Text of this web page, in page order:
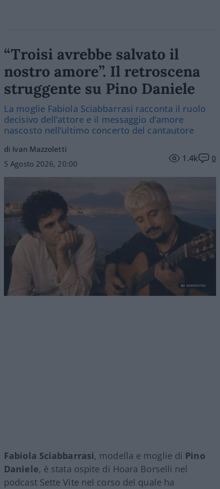
“Troisi avrebbe salvato il
nostro amore”. Il retroscena
struggente su Pino Daniele
La moglie Fabiola Sciabbarrasi racconta il ruolo
decisivo dell’attore e il messaggio d’amore
nascosto nell’ultimo concerto del cantautore
di Ivan Mazzoletti
5 Agosto 2026, 20:00
1.4k 0
Fabiola Sciabbarrasi, modella e moglie di Pino
Daniele, è stata ospite di Hoara Borselli nel
podcast Sette Vite nel corso del quale ha